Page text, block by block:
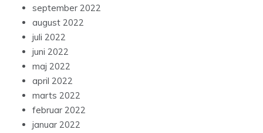
september 2022
august 2022
juli 2022
juni 2022
maj 2022
april 2022
marts 2022
februar 2022
januar 2022